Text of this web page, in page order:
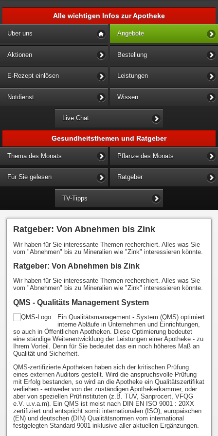
Alle wichtigen Infos zur Apotheke
Über uns Angebote
Aktionen Bestellung
E-Rezept einlösen Leistungen
Notdienst Wissen
Live Chat
Gesundheitsthemen und Ratgeber
Thema des Monats Pflanze des Monats
Für Sie gelesen Ratgeber
TV-Tipps
Ratgeber: Von Abnehmen bis Zink
Wir haben für Sie interessante Themen recherchiert. Alles was Sie
vom "Abnehmen" bis zu Mineralien wie "Zink" interessieren könnte.
Ratgeber: Von Abnehmen bis Zink
Wir haben für Sie interessante Themen recherchiert. Alles was Sie
vom "Abnehmen" bis zu Mineralien wie "Zink" interessieren könnte.
QMS - Qualitäts Management System
Ein Qualitätsmanagement - System (QMS) optimiert
interne Abläufe in Unternehmen und Einrichtungen,
so auch in Öffentlichen Apotheken. Diese Optimierung bedeutet
eine ständige Weiterentwicklung der Leistungen einer Apotheke - zu
Ihrem Vorteil. Denn für Sie bedeutet das ein noch höheres Maß an
Qualität und Sicherheit.
QMS-zertifizierte Apotheken haben sich der kritischen Prüfung
eines externen Auditors gestellt. Wird die anspruchsvolle Prüfung
mit Erfolg bestanden, so wird an die Apotheke ein Qualitätszertifikat
verliehen - entweder von der zuständigen Apothekerkammer, oder
aber von speziellen Prüfinstituten (z.B. TÜV, Sanprocert, VFQG
e.V. u.v.a.m). Ein QMS ist meist nach DIN EN ISO 9001 : 20XX
zertifiziert und entspricht somit internationalen (ISO), europäischen
(EN) und deutschen (DIN) Qualitätsnormen vom international
festgelegten Standard 9001 inklusive aller aktuellen Ergänzungen.